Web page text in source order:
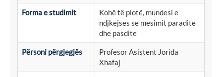
Forma e studimit
Kohë të plotë, mundesi e
ndjkejses se mesimit paradite
dhe pasdite
Përsoni përgjegjës
Profesor Asistent Jorida
Xhafaj